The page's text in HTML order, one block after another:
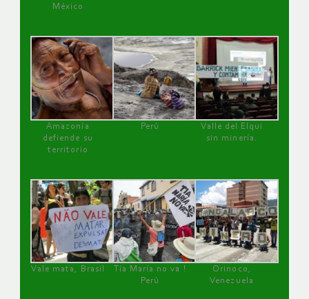
México
Amazonía
defiende su
territorio
Perú
Valle del Elqui
sin minería.
Vale mata, Brasil
Tía María no va !
Perú
Orinoco,
Venezuela